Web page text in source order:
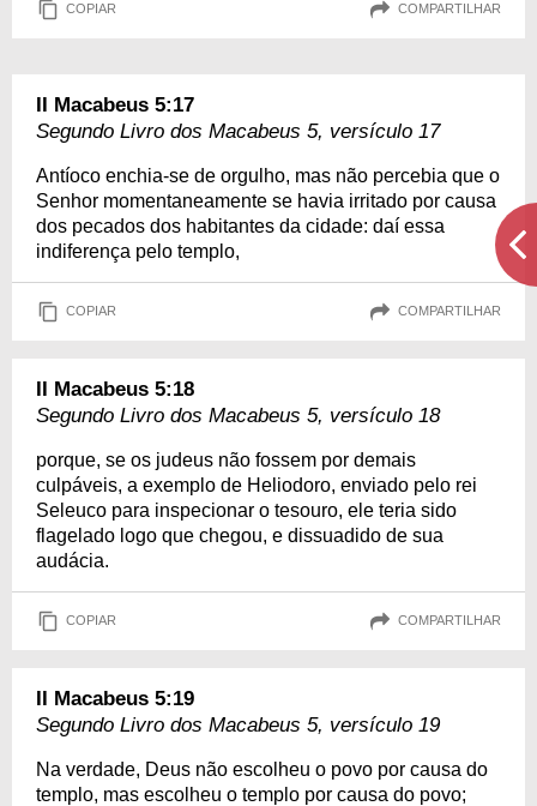
COPIAR COMPARTILHAR
II Macabeus 5:17
Segundo Livro dos Macabeus 5, versículo 17
Antíoco enchia-se de orgulho, mas não percebia que o
Senhor momentaneamente se havia irritado por causa
dos pecados dos habitantes da cidade: daí essa
indiferença pelo templo,
COPIAR COMPARTILHAR
II Macabeus 5:18
Segundo Livro dos Macabeus 5, versículo 18
porque, se os judeus não fossem por demais
culpáveis, a exemplo de Heliodoro, enviado pelo rei
Seleuco para inspecionar o tesouro, ele teria sido
flagelado logo que chegou, e dissuadido de sua
audácia.
COPIAR COMPARTILHAR
II Macabeus 5:19
Segundo Livro dos Macabeus 5, versículo 19
Na verdade, Deus não escolheu o povo por causa do
templo, mas escolheu o templo por causa do povo;